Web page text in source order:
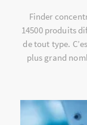
Finder
14500 produits
de tout type.
plus grand